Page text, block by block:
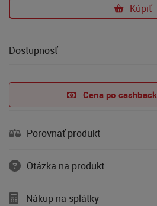
Kúpiť
Dostupnosť
Cena po
Porovnať produkt
Otázka na produkt
Nákup na splátky